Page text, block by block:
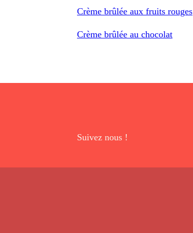
Crème brûlée aux fruits rouges
Crème brûlée au chocolat
Suivez nous !